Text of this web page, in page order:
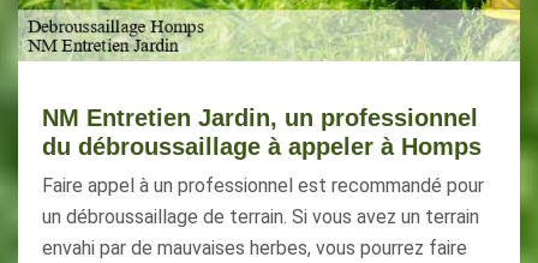
NM Entretien Jardin, un professionnel
du débroussaillage à appeler à Homps
Faire appel à un professionnel est recommandé pour
un débroussaillage de terrain. Si vous avez un terrain
envahi par de mauvaises herbes, vous pourrez faire